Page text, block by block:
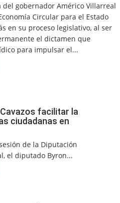
del gobernador Américo Villarreal
Circular para el Estado
en su proceso legislativo, al ser
el dictamen que
para impulsar el...
facilitar la
ciudadanas en
de la Diputación
el diputado Byron...